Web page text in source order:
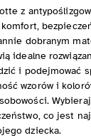
z
komfort,
dobranym
idealne
i podejmować
wzorów i
co jest
dziecka.